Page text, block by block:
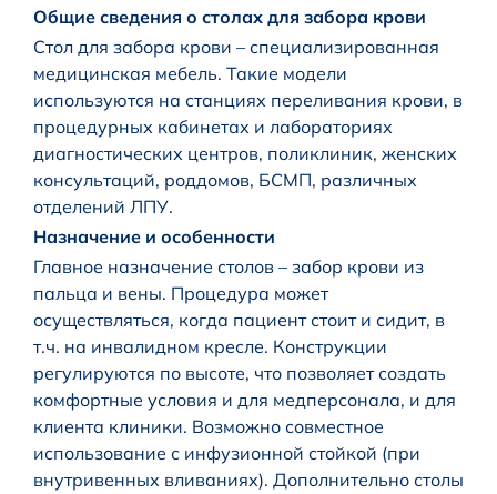
Общие сведения о столах для забора крови
Стол для забора крови – специализированная
медицинская мебель. Такие модели
используются на станциях переливания крови, в
процедурных кабинетах и лабораториях
диагностических центров, поликлиник, женских
консультаций, роддомов, БСМП, различных
отделений ЛПУ.
Назначение и особенности
Главное назначение столов – забор крови из
пальца и вены. Процедура может
осуществляться, когда пациент стоит и сидит, в
т.ч. на инвалидном кресле. Конструкции
регулируются по высоте, что позволяет создать
комфортные условия и для медперсонала, и для
клиента клиники. Возможно совместное
использование с инфузионной стойкой (при
внутривенных вливаниях). Дополнительно столы